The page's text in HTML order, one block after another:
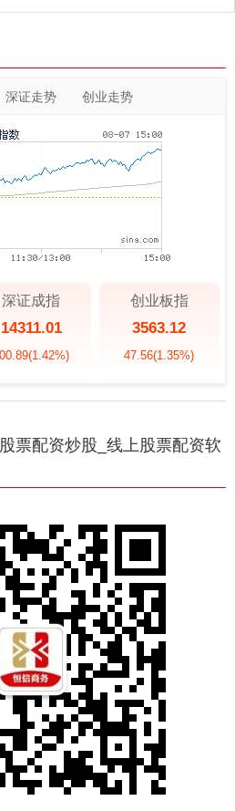
深证走势 创业走势
深证成指
14311.01
(1.42%)
创业板指
3563.12
47.56(1.35%)
票配资炒股_线上股票配资软